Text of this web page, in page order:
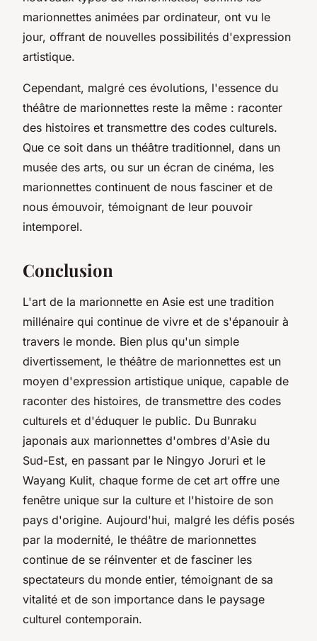
marionnettes animées par ordinateur, ont vu le
jour, offrant de nouvelles possibilités d'expression
artistique.
Cependant, malgré ces évolutions, l'essence du
théâtre de marionnettes reste la même : raconter
des histoires et transmettre des codes culturels.
Que ce soit dans un théâtre traditionnel, dans un
musée des arts, ou sur un écran de cinéma, les
marionnettes continuent de nous fasciner et de
nous émouvoir, témoignant de leur pouvoir
intemporel.
Conclusion
L'art de la marionnette en Asie est une tradition
millénaire qui continue de vivre et de s'épanouir à
travers le monde. Bien plus qu'un simple
divertissement, le théâtre de marionnettes est un
moyen d'expression artistique unique, capable de
raconter des histoires, de transmettre des codes
culturels et d'éduquer le public. Du Bunraku
japonais aux marionnettes d'ombres d'Asie du
Sud-Est, en passant par le Ningyo Joruri et le
Wayang Kulit, chaque forme de cet art offre une
fenêtre unique sur la culture et l'histoire de son
pays d'origine. Aujourd'hui, malgré les défis posés
par la modernité, le théâtre de marionnettes
continue de se réinventer et de fasciner les
spectateurs du monde entier, témoignant de sa
vitalité et de son importance dans le paysage
culturel contemporain.